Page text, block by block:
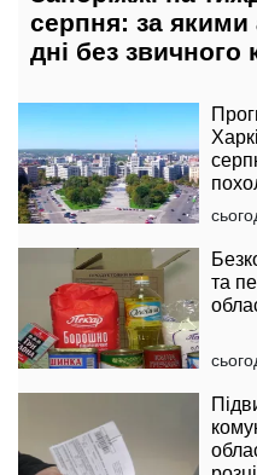
серпня: за
дні без
та